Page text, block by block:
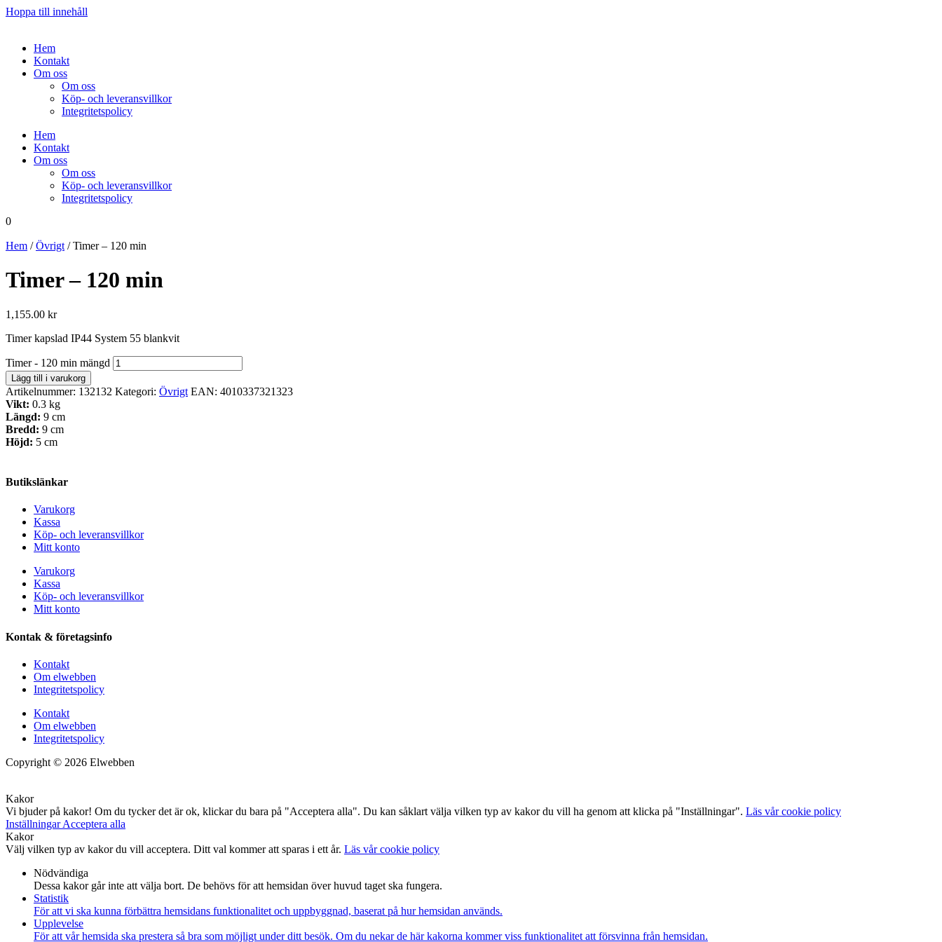
Hoppa till innehåll
Hem
Kontakt
Om oss
Om oss
Köp- och leveransvillkor
Integritetspolicy
Hem
Kontakt
Om oss
Om oss
Köp- och leveransvillkor
Integritetspolicy
0
Hem /Övrigt / Timer – 120 min
Timer – 120 min
1,155.00 kr
Timer kapslad IP44 System 55 blankvit
Timer - 120 min mängd
Lägg till i varukorg
Artikelnummer: 132132 Kategori: Övrigt EAN: 4010337321323
Vikt: 0.3 kg
Längd: 9 cm
Bredd: 9 cm
Höjd: 5 cm
Butikslänkar
Varukorg
Kassa
Köp- och leveransvillkor
Mitt konto
Varukorg
Kassa
Köp- och leveransvillkor
Mitt konto
Kontak & företagsinfo
Kontakt
Om elwebben
Integritetspolicy
Kontakt
Om elwebben
Integritetspolicy
Copyright © 2026 Elwebben
Kakor
Vi bjuder på kakor! Om du tycker det är ok, klickar du bara på "Acceptera alla". Du kan såklart välja vilken typ av kakor du vill ha genom att klicka på "Inställningar". Läs vår cookie policy
InställningarAcceptera alla
Kakor
Välj vilken typ av kakor du vill acceptera. Ditt val kommer att sparas i ett år. Läs vår cookie policy
Nödvändiga
Dessa kakor går inte att välja bort. De behövs för att hemsidan över huvud taget ska fungera.
Statistik
För att vi ska kunna förbättra hemsidans funktionalitet och uppbyggnad, baserat på hur hemsidan används.
Upplevelse
För att vår hemsida ska prestera så bra som möjligt under ditt besök. Om du nekar de här kakorna kommer viss funktionalitet att försvinna från hemsidan.